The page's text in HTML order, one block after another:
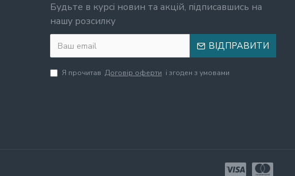
Будьте в курсі новин та акцій, підписавшись на
нашу розсилку
ВІДПРАВИТИ
Я прочитав Договір оферти і згоден з умовами